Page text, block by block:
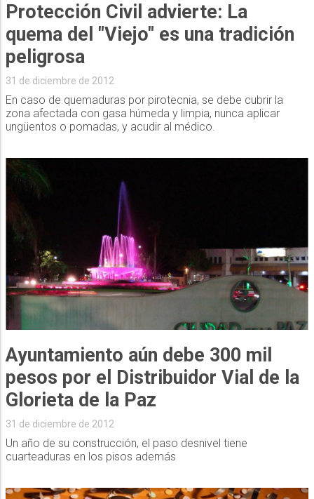
Protección Civil advierte: La
quema del "Viejo" es una tradición
peligrosa
31 de diciembre de 2012
En caso de quemaduras por pirotecnia, se debe cubrir la
zona afectada con gasa húmeda y limpia, nunca aplicar
ungüentos o pomadas, y acudir al médico.
Ayuntamiento aún debe 300 mil
pesos por el Distribuidor Vial de la
Glorieta de la Paz
31 de diciembre de 2012
Un año de su construcción, el paso desnivel tiene
cuarteaduras en los pisos además